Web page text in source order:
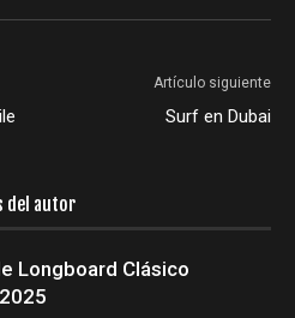
Artículo siguiente
Surf en Dubai
del autor
Longboard Clásico